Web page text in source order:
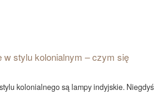
w stylu kolonialnym – czym się
kolonialnego są lampy indyjskie. Niegdyś